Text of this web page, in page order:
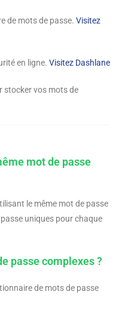
de mots de passe. Visitez
en ligne. Visitez Dashlane
stocker vos mots de
mot de passe
le même mot de passe
uniques pour chaque
passe complexes ?
de mots de passe